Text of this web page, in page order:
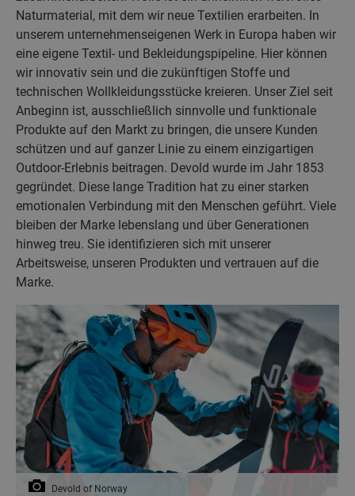
Naturmaterial, mit dem wir neue Textilien erarbeiten. In
unserem unternehmenseigenen Werk in Europa haben wir
eine eigene Textil- und Bekleidungspipeline. Hier können
wir innovativ sein und die zukünftigen Stoffe und
technischen Wollkleidungsstücke kreieren. Unser Ziel seit
Anbeginn ist, ausschließlich sinnvolle und funktionale
Produkte auf den Markt zu bringen, die unsere Kunden
schützen und auf ganzer Linie zu einem einzigartigen
Outdoor-Erlebnis beitragen. Devold wurde im Jahr 1853
gegründet. Diese lange Tradition hat zu einer starken
emotionalen Verbindung mit den Menschen geführt. Viele
bleiben der Marke lebenslang und über Generationen
hinweg treu. Sie identifizieren sich mit unserer
Arbeitsweise, unseren Produkten und vertrauen auf die
Marke.
Devold of Norway